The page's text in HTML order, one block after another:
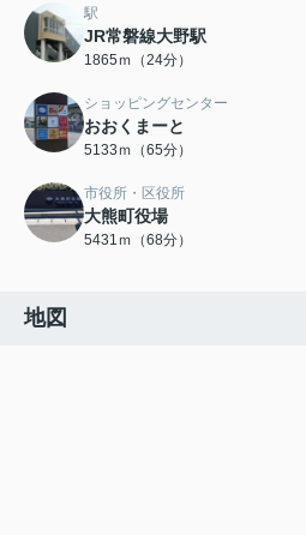
駅
JR常磐線大野駅
1865ｍ（24分）
ショッピングセンター
おおくまーと
5133ｍ（65分）
市役所・区役所
大熊町役場
5431ｍ（68分）
地図